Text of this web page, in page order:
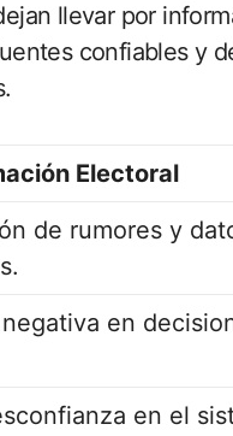
llevar por
confiables y
Electoral
de rumores y
en
en el